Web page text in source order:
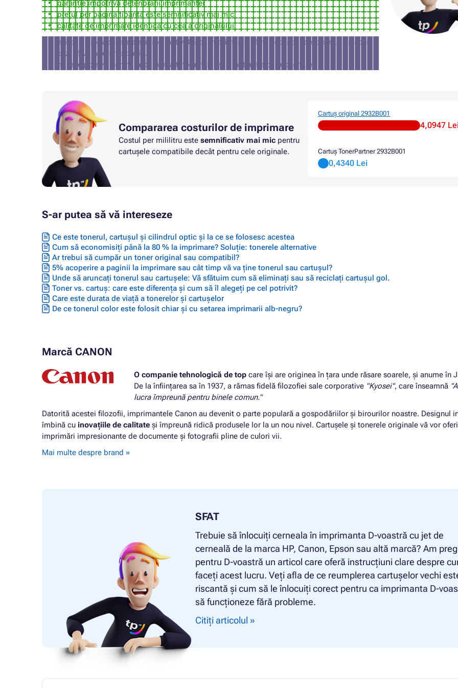
garanție împotriva deteriorării imprimantei
prețul per pagină tipărită este semnificativ mai mic
calitate de imprimare identică cu cea a originalului
există o probabilitate de aproximativ 3% ca imprimanta să nu accepte acest cartuș (în acest
caz, vă vom returna banii).
nu este potrivit pentru imprimarea fotografiilor și a materialelor publicitare
Compararea costurilor de imprimare
Costul per mililitru este semnificativ mai mic pentru
cartușele compatibile decât pentru cele originale.
Cartuș original 2932B001
4,0947
Cartuș TonerPartner 2932B001
0,4340 Lei
S-ar putea să vă intereseze
Ce este tonerul, cartușul și cilindrul optic și la ce se folosesc acestea
Cum să economisiți până la 80 % la imprimare? Soluție: tonerele alternative
Ar trebui să cumpăr un toner original sau compatibil?
5% acoperire a paginii la imprimare sau cât timp vă va ține tonerul sau cartușul?
Unde să aruncați tonerul sau cartușele: Vă sfătuim cum să eliminați sau să reciclați cartușul gol.
Toner vs. cartuș: care este diferența și cum să îl alegeți pe cel potrivit?
Care este durata de viață a tonerelor și cartușelor
De ce tonerul color este folosit chiar și cu setarea imprimarii alb-negru?
Marcă CANON
O companie tehnologică de top care își are originea în țara unde răsare soarele, și anume în
De la înființarea sa în 1937, a rămas fidelă filozofiei sale corporative "Kyosei", care înseamnă
lucra împreună pentru binele comun."
Datorită acestei filozofii, imprimantele Canon au devenit o parte populară a gospodăriilor și birourilor noastre. Designul
îmbină cu inovațiile de calitate și împreună ridică produsele lor la un nou nivel. Cartușele și tonerele originale vă vor oferi
imprimări impresionante de documente și fotografii pline de culori vii.
Mai multe despre brand »
SFAT
Trebuie să înlocuiți cerneala în imprimanta D-voastră cu jet de
cerneală de la marca HP, Canon, Epson sau altă marcă? Am
pentru D-voastră un articol care oferă instrucțiuni clare despre
faceți acest lucru. Veți afla de ce reumplerea cartușelor vechi
riscantă și cum să le înlocuiți corect pentru ca imprimanta D-
să funcționeze fără probleme.
Citiți articolul »